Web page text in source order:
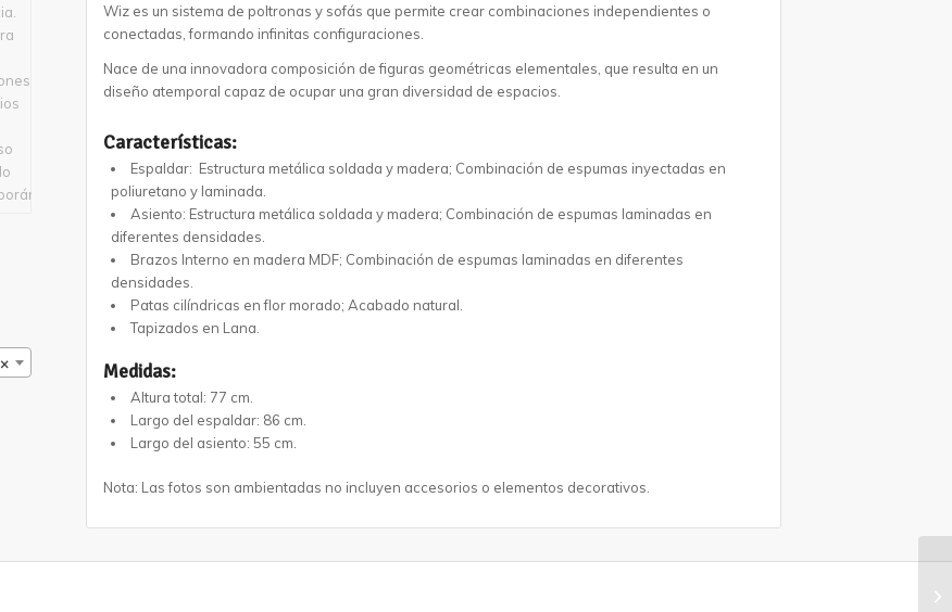
×
Wiz es un sistema de poltronas y sofás que permite crear combinaciones independientes o
conectadas, formando infinitas configuraciones.
Nace de una innovadora composición de figuras geométricas elementales, que resulta en un
diseño atemporal capaz de ocupar una gran diversidad de espacios.
Características:
Espaldar: Estructura metálica soldada y madera; Combinación de espumas inyectadas en
poliuretano y laminada.
Asiento: Estructura metálica soldada y madera; Combinación de espumas laminadas en
diferentes densidades.
Brazos Interno en madera MDF; Combinación de espumas laminadas en diferentes
densidades.
Patas cilíndricas en flor morado; Acabado natural.
Tapizados en Lana.
Medidas:
Altura total: 77 cm.
Largo del espaldar: 86 cm.
Largo del asiento: 55 cm.
Nota: Las fotos son ambientadas no incluyen accesorios o elementos decorativos.